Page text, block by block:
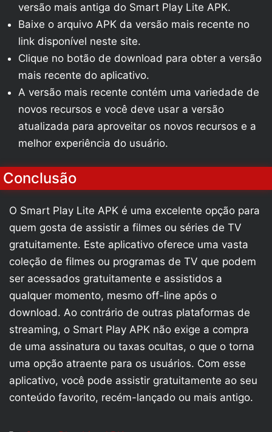
versão mais antiga do Smart Play Lite APK.
Baixe o arquivo APK da versão mais recente no
link disponível neste site.
Clique no botão de download para obter a versão
mais recente do aplicativo.
A versão mais recente contém uma variedade de
novos recursos e você deve usar a versão
atualizada para aproveitar os novos recursos e a
melhor experiência do usuário.
Conclusão
O Smart Play Lite APK é uma excelente opção para
quem gosta de assistir a filmes ou séries de TV
gratuitamente. Este aplicativo oferece uma vasta
coleção de filmes ou programas de TV que podem
ser acessados gratuitamente e assistidos a
qualquer momento, mesmo off-line após o
download. Ao contrário de outras plataformas de
streaming, o Smart Play APK não exige a compra
de uma assinatura ou taxas ocultas, o que o torna
uma opção atraente para os usuários. Com esse
aplicativo, você pode assistir gratuitamente ao seu
conteúdo favorito, recém-lançado ou mais antigo.